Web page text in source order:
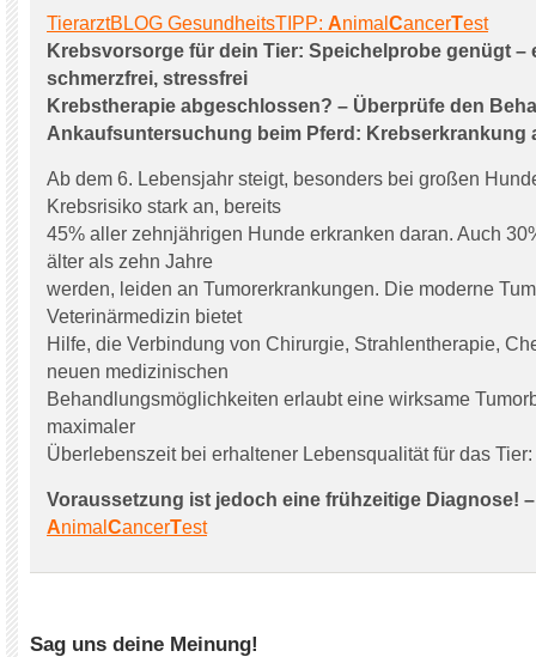
TierarztBLOG GesundheitsTIPP: Animal CancerTest
Krebsvorsorge für dein Tier: Speichelprobe genügt –
schmerzfrei, stressfrei
Krebstherapie abgeschlossen? – Überprüfe den
Ankaufsuntersuchung beim Pferd: Krebserkrankung
Ab dem 6. Lebensjahr steigt, besonders bei großen
Krebsrisiko stark an, bereits
45% aller zehnjährigen Hunde erkranken daran. Auch
älter als zehn Jahre
werden, leiden an Tumorerkrankungen. Die moderne
Veterinärmedizin bietet
Hilfe, die Verbindung von Chirurgie, Strahlentherapie,
neuen medizinischen
Behandlungsmöglichkeiten erlaubt eine wirksame
maximaler
Überlebenszeit bei erhaltener Lebensqualität für das Tier:
Voraussetzung ist jedoch eine frühzeitige Diagnose! –
Animal CancerTest
Sag uns deine Meinung!